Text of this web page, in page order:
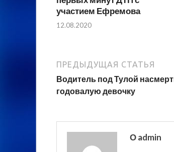
участием Ефремова
12.08.2020
ПРЕДЫДУЩАЯ СТАТЬЯ
Водитель под Тулой
годовалую девочку
О admin